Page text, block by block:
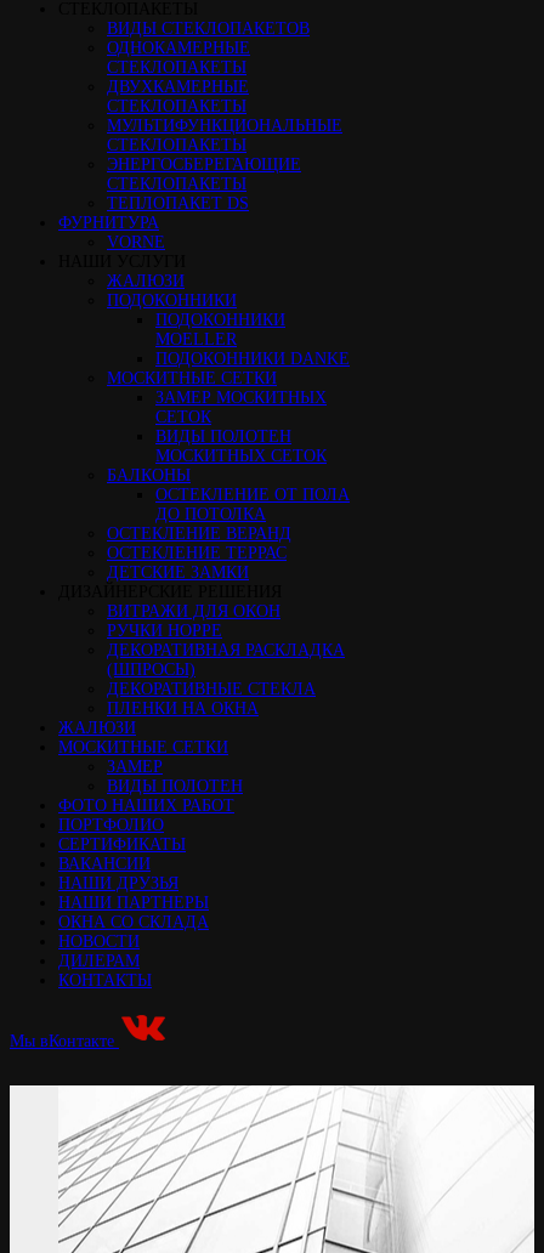
ВИДЫ СТЕКЛОПАКЕТОВ
ОДНОКАМЕРНЫЕ
СТЕКЛОПАКЕТЫ
ДВУХКАМЕРНЫЕ
СТЕКЛОПАКЕТЫ
МУЛЬТИФУНКЦИОНАЛЬНЫЕ
СТЕКЛОПАКЕТЫ
ЭНЕРГОСБЕРЕГАЮЩИЕ
СТЕКЛОПАКЕТЫ
ТЕПЛОПАКЕТ DS
ФУРНИТУРА
VORNE
ЖАЛЮЗИ
ПОДОКОННИКИ
ПОДОКОННИКИ
MOELLER
ПОДОКОННИКИ DANKE
МОСКИТНЫЕ СЕТКИ
ЗАМЕР МОСКИТНЫХ
СЕТОК
ВИДЫ ПОЛОТЕН
МОСКИТНЫХ СЕТОК
БАЛКОНЫ
ОСТЕКЛЕНИЕ ОТ ПОЛА
ДО ПОТОЛКА
ОСТЕКЛЕНИЕ ВЕРАНД
ОСТЕКЛЕНИЕ ТЕРРАС
ДЕТСКИЕ ЗАМКИ
ВИТРАЖИ ДЛЯ ОКОН
РУЧКИ HOPPE
ДЕКОРАТИВНАЯ РАСКЛАДКА
(ШПРОСЫ)
ДЕКОРАТИВНЫЕ СТЕКЛА
ПЛЕНКИ НА ОКНА
ЖАЛЮЗИ
МОСКИТНЫЕ СЕТКИ
ЗАМЕР
ВИДЫ ПОЛОТЕН
ФОТО НАШИХ РАБОТ
ПОРТФОЛИО
СЕРТИФИКАТЫ
ВАКАНСИИ
НАШИ ДРУЗЬЯ
НАШИ ПАРТНЕРЫ
ОКНА СО СКЛАДА
НОВОСТИ
ДИЛЕРАМ
КОНТАКТЫ
Мы вКонтакте